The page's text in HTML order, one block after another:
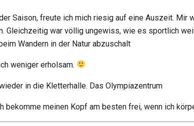
Saison, freute ich mich riesig auf eine Auszeit. Mir
Gleichzeitig war völlig ungewiss, wie es sportlich
Wandern in der Natur abzuschalt
weniger erholsam.
in die Kletterhalle. Das Olympiazentrum
bekomme meinen Kopf am besten frei, wenn ich